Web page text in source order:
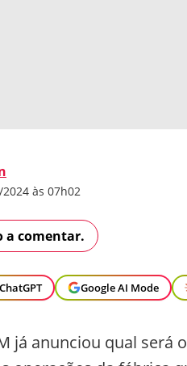
às 07h02
a comentar.
Google AI Mode
já anunciou qual